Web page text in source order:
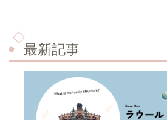
最新記事